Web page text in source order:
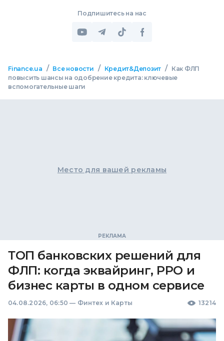
Подпишитесь на нас
Finance.ua / Все новости / Кредит&Депозит /
Как ФЛП
повысить шансы на одобрение кредита: ключевые
вспомогательные шаги
Место для вашей рекламы
ТОП банковских решений для
ФЛП: когда эквайринг, РРО и
бизнес карты в одном сервисе
04.08.2026, 06:50 — Финтех и Карты 13214